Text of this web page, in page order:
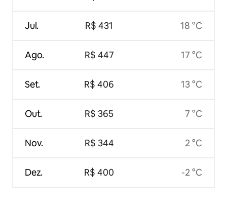
Jul.
Ago.
Set.
Out.
Nov.
Dez.
R$ 431
R$ 447
R$ 406
R$ 365
R$ 344
R$ 400
18 °C
17 °C
13 °C
7 °C
2 °C
-2 °C